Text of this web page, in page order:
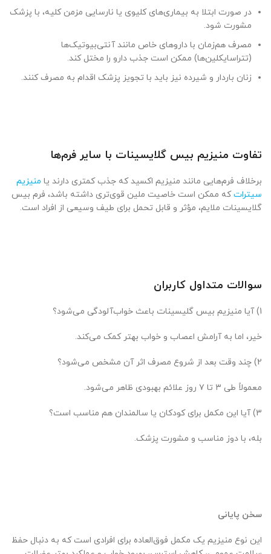
در صورت ابتلا به بیماری‌های کلیوی یا نارسایی مزمن کلیه، با پزشک
مشورت شود.
مصرف هم‌زمان با داروهای خاص مانند آنتی‌بیوتیک‌ها
(تتراسایکلین‌ها) ممکن است جذب دارو را مختل کند.
زنان باردار و شیرده نیز باید با تجویز پزشک اقدام به مصرف کنند.
تفاوت منیزیم بیس گلایسینات با سایر فرم‌ها
برخلاف فرم‌هایی مانند منیزیم اکسید که جذب کمتری دارند یا منیزیم
سیتراتکه ممکن است خاصیت ملین قوی‌تری داشته باشد، فرم بیس
گلایسینات ملایم، مؤثر و قابل تحمل برای طیف وسیعی از افراد است.
سوالات متداول کاربران
1) آیا منیزیم بیس گلیسینات باعث خواب‌آلودگی می‌شود؟
خیر، اما به آرامش اعصاب و خواب بهتر کمک می‌کند.
2) چند وقت بعد از شروع مصرف اثر آن مشخص می‌شود؟
معمولاً طی ۳ تا ۷ روز علائم بهبودی ظاهر می‌شود.
3) آیا این مکمل برای کودکان یا سالمندان هم مناسب است؟
بله، با دوز مناسب و مشورت پزشک.
سخن پایانی
این نوع منیزیم یک مکمل فوق‌العاده برای افرادی است که به دنبال حفظ